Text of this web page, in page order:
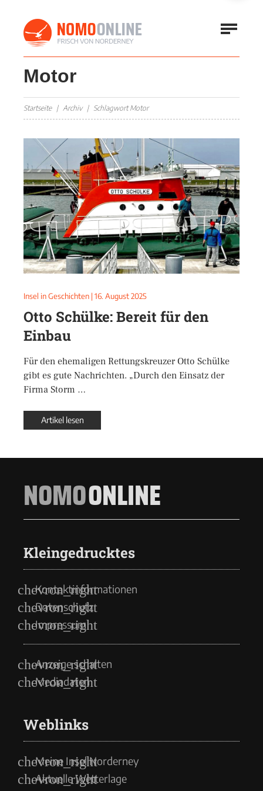
Motor
Startseite Archiv Schlagwort Motor
Insel in Geschichten | 16. August 2025
Otto Schülke: Bereit für den
Einbau
Für den ehemaligen Rettungskreuzer Otto Schülke
gibt es gute Nachrichten. „Durch den Einsatz der
Firma Storm …
Artikel lesen
NOMOONLINE
Kleingedrucktes
Kontaktinformationen
Datenschutz
Impressum
Anzeige schalten
Mediadaten
Weblinks
Meine Insel Norderney
Aktuelle Wetterlage